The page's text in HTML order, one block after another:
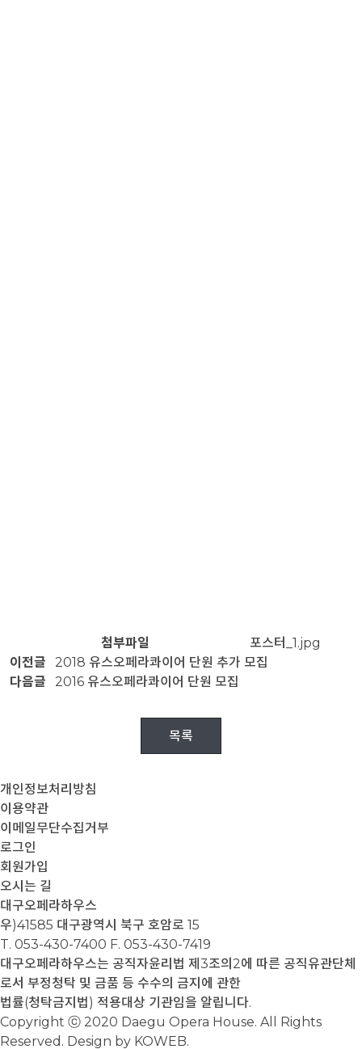
첨부파일
포스터_1.jpg
이전글
2018 유스오페라콰이어 단원 추가 모집
다음글
2016 유스오페라콰이어 단원 모집
목록
개인정보처리방침
이용약관
이메일무단수집거부
로그인
회원가입
오시는 길
대구오페라하우스
우)41585 대구광역시 북구 호암로 15
T. 053-430-7400 F. 053-430-7419
대구오페라하우스는 공직자윤리법 제3조의2에 따른 공직유관단체
로서 부정청탁 및 금품 등 수수의 금지에 관한
법률(청탁금지법) 적용대상 기관임을 알립니다.
Copyright ⓒ 2020 Daegu Opera House. All Rights
Reserved. Design by KOWEB.